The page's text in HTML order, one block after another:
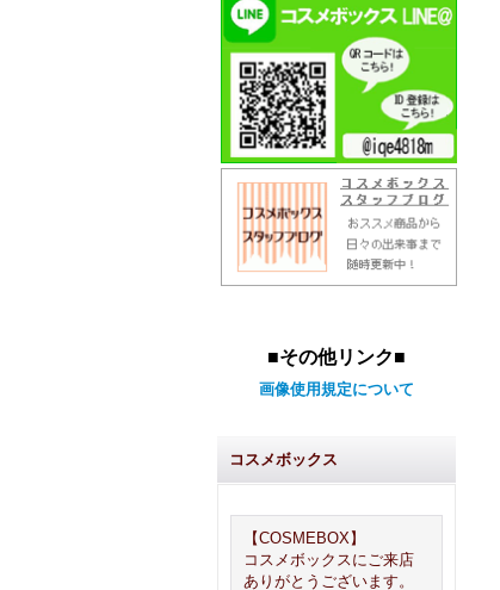
■その他リンク■
画像使用規定について
コスメボックス
【COSMEBOX】
コスメボックスにご来店
ありがとうございます。